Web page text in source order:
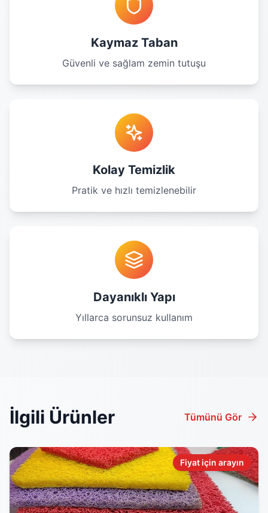
Kaymaz Taban
Güvenli ve sağlam zemin tutuşu
Kolay Temizlik
Pratik ve hızlı temizlenebilir
Dayanıklı Yapı
Yıllarca sorunsuz kullanım
İlgili Ürünler Tümünü Gör
Fiyat için arayın